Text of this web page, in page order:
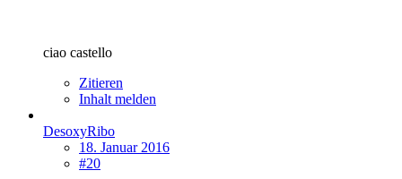
ciao castello
Zitieren
Inhalt melden
DesoxyRibo
18. Januar 2016
#20